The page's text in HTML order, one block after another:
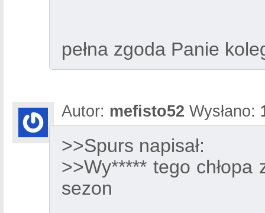
pełna zgoda Panie
Autor: mefisto52 Wysłano:
>>Spurs napisał:
>>Wy***** tego
sezon